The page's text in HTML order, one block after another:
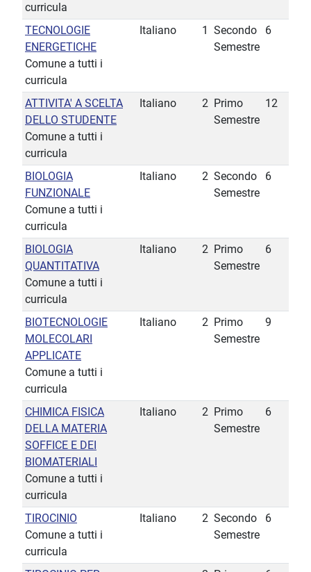
curricula
TECNOLOGIE
ENERGETICHE
Comune a tutti i
curricula
Italiano 1
Secondo
Semestre
6
ATTIVITA' A SCELTA
DELLO STUDENTE
Comune a tutti i
curricula
Italiano 2 Primo
Semestre
12
BIOLOGIA
FUNZIONALE
Comune a tutti i
curricula
Italiano 2 Secondo
Semestre
6
BIOLOGIA
QUANTITATIVA
Comune a tutti i
curricula
Italiano 2 Primo
Semestre
6
BIOTECNOLOGIE
MOLECOLARI
APPLICATE
Comune a tutti i
curricula
Italiano 2 Primo
Semestre
9
CHIMICA FISICA
DELLA MATERIA
SOFFICE E DEI
BIOMATERIALI
Comune a tutti i
curricula
Italiano 2 Primo
Semestre
6
TIROCINIO
Comune a tutti i
curricula
Italiano 2 Secondo
Semestre
6